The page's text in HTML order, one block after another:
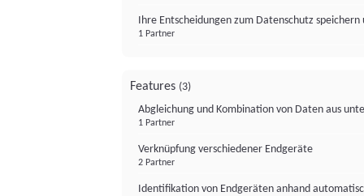
Ihre Entscheidungen zum Datenschutz
1 Partner
Features (3)
Abgleichung und Kombination von Daten aus
1 Partner
Verknüpfung verschiedener Endgeräte
2 Partner
Identifikation von Endgeräten anhand